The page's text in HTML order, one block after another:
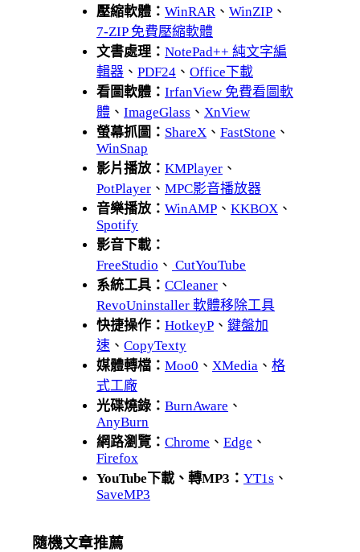
壓縮軟體： WinRAR、 WinZIP 、
7-ZIP 免費壓縮軟體
文書處理： NotePad++ 純文字編
輯器 、 PDF24 、 Office下載
看圖軟體： IrfanView 免費看圖軟
體 、 ImageGlass 、 XnView
螢幕抓圖： ShareX 、 FastStone 、
WinSnap
影片播放： KMPlayer 、
PotPlayer 、 MPC影音播放器
音樂播放： WinAMP 、 KKBOX 、
Spotify
影音下載：
FreeStudio 、 CutYouTube
系統工具： CCleaner 、
RevoUninstaller 軟體移除工具
快捷操作： HotkeyP 、 鍵盤加
速 、 CopyTexty
媒體轉檔： Moo0 、 XMedia 、 格
式工廠
光碟燒錄： BurnAware 、
AnyBurn
網路瀏覽： Chrome 、 Edge 、
Firefox
YouTube下載、轉MP3： YT1s 、
SaveMP3
隨機文章推薦